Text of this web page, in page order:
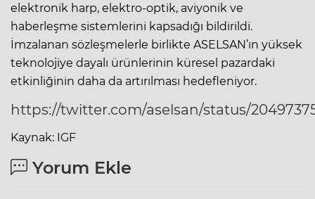
elektronik harp, elektro-optik, aviyonik ve
haberleşme sistemlerini kapsadığı bildirildi.
İmzalanan sözleşmelerle birlikte ASELSAN’ın yüksek
teknolojiye dayalı ürünlerinin küresel pazardaki
etkinliğinin daha da artırılması hedefleniyor.
https://twitter.com/aselsan/status/
Kaynak: IGF
Yorum Ekle